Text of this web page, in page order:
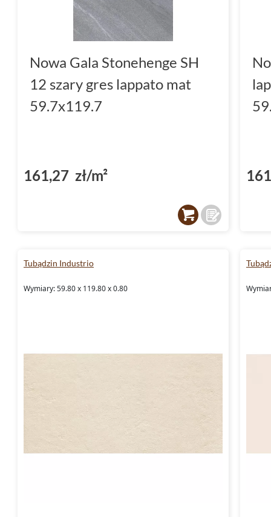
Nowa Gala Stonehenge SH
12 szary gres lappato mat
59.7x119.7
161,27 zł/m²
Tubądzin Industrio
Wymiary: 59.80 x 119.80 x 0.80